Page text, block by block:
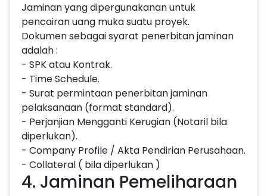
Jaminan yang dipergunakanan untuk
pencairan uang muka suatu proyek.
Dokumen sebagai syarat penerbitan jaminan
adalah :
- SPK atau Kontrak.
- Time Schedule.
- Surat permintaan penerbitan jaminan
pelaksanaan (format standard).
- Perjanjian Mengganti Kerugian (Notaril bila
diperlukan).
- Company Profile / Akta Pendirian Perusahaan.
- Collateral ( bila diperlukan )
4. Jaminan Pemeliharaan